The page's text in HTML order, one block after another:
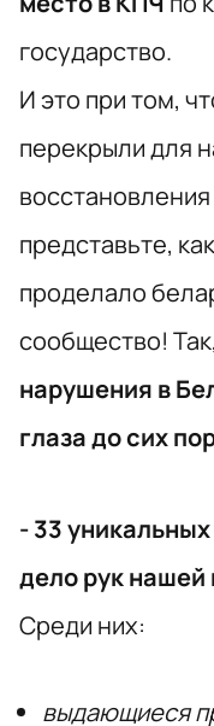
государство.
И это при том,
перекрыли для
представьте,
проделало
сообщество!
нарушения в
глаза до сих
- 33
дело рук
Среди них:
выдающиеся